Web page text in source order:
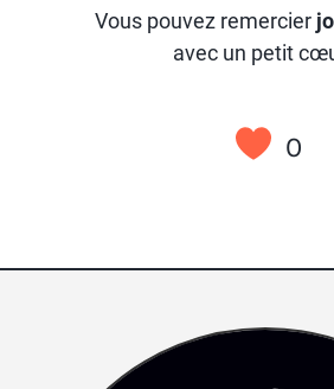
Vous pouvez remercier
avec un petit
0